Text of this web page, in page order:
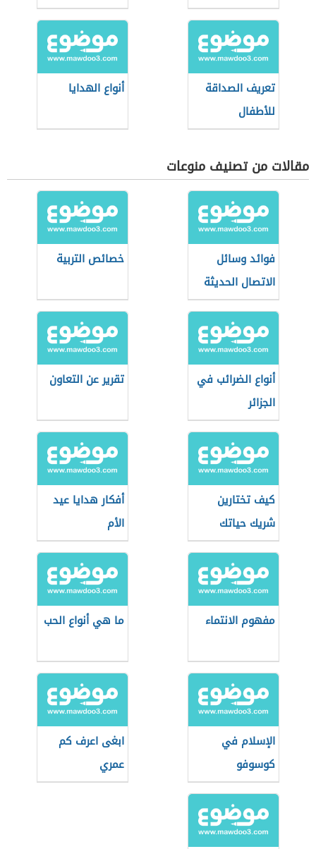
تعريف الصداقة
للأطفال
أنواع الهدايا
مقالات من تصنيف منوعات
فوائد وسائل
الاتصال الحديثة
خصائص التربية
أنواع الضرائب في
الجزائر
تقرير عن التعاون
كيف تختارين
شريك حياتك
أفكار هدايا عيد
الأم
مفهوم الانتماء ما هي أنواع الحب
الإسلام في
كوسوفو
ابغى اعرف كم
عمري